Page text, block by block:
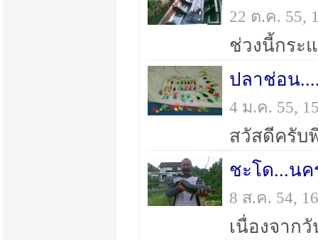
22 ต.ค. 55,
ปลาช่อน
4 ม.ค. 55,
ชะโด...นค
8 ส.ค. 54,